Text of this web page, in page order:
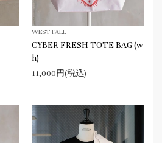
WEST FALL
CYBER FRESH TOTE BAG (w
h)
11,000円(税込)